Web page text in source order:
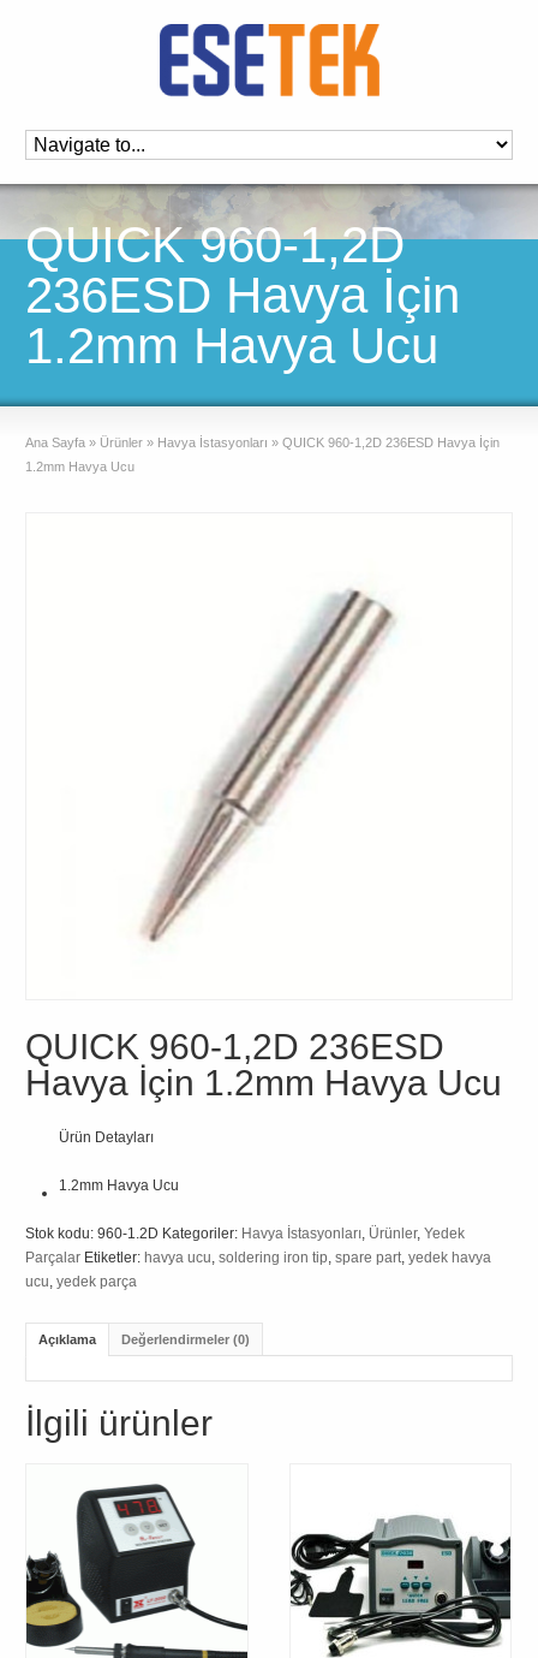
QUICK 960-1,2D
236ESD Havya İçin
1.2mm Havya Ucu
Ana Sayfa » Ürünler » Havya İstasyonları » QUICK 960-1,2D 236ESD Havya İçin
1.2mm Havya Ucu
QUICK 960-1,2D 236ESD
Havya İçin 1.2mm Havya Ucu
Ürün Detayları
1.2mm Havya Ucu
Stok kodu:960-1.2D Kategoriler: Havya İstasyonları Ürünler,Yedek
Parçalar Etiketler:havya ucu ,soldering iron tip ,spare part ,yedek havya
ucu ,yedek parça
Açıklama Değerlendirmeler (0)
İlgili ürünler